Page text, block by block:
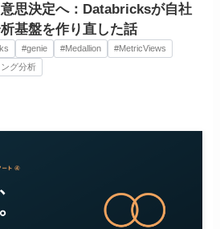
思決定へ：Databricksが自社
基盤を作り直した話
#genie #Medallion
#MetricViews
グ分析